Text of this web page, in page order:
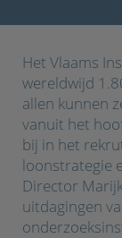
Het Vlaams
wereldwijd
allen kunnen
vanuit het
bij in het
loonstrategie
Director
uitdagingen